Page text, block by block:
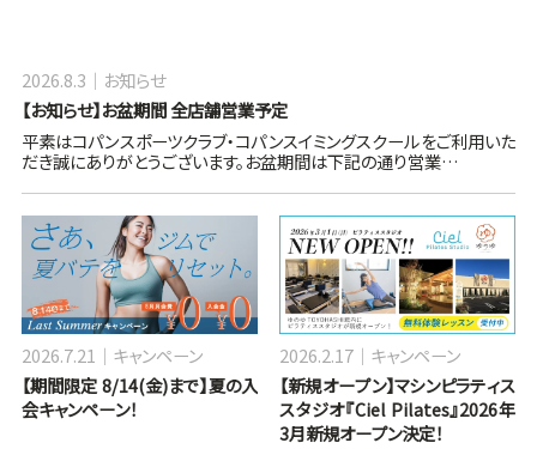
【お知らせ】お盆期間 全店舗営業予定
2026.8.3 お知らせ
平素はコパンスポーツクラブ・コパンスイミングスクールをご利用いた
だき誠にありがとうございます。お盆期間は下記の通り営業…
【期間限定 8/14(金)まで】夏の入
会キャンペーン！
2026.7.21
キャンペーン
【新規オープン】マシンピラティス
スタジオ『Ciel Pilates』2026年
3月新規オープン決定！
2026.2.17 キャンペーン